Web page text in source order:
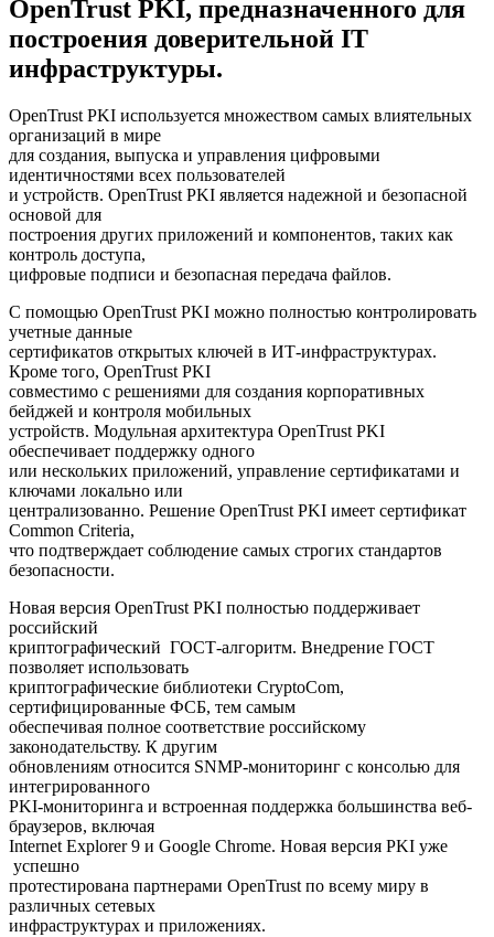
OpenTrust PKI, предназначенного для
построения доверительной IT
инфраструктуры.
OpenTrust PKI используется множеством самых влиятельных
организаций в мире
для создания, выпуска и управления цифровыми
идентичностями всех пользователей
и устройств. OpenTrust PKI является надежной и безопасной
основой для
построения других приложений и компонентов, таких как
контроль доступа,
цифровые подписи и безопасная передача файлов.
С помощью OpenTrust PKI можно полностью контролировать
учетные данные
сертификатов открытых ключей в ИТ-инфраструктурах.
Кроме того, OpenTrust PKI
совместимо с решениями для создания корпоративных
бейджей и контроля мобильных
устройств. Модульная архитектура OpenTrust PKI
обеспечивает поддержку одного
или нескольких приложений, управление сертификатами и
ключами локально или
централизованно. Решение OpenTrust PKI имеет сертификат
Common Criteria,
что подтверждает соблюдение самых строгих стандартов
безопасности.
Новая версия OpenTrust PKI полностью поддерживает
российский
криптографический ГОСТ-алгоритм. Внедрение ГОСТ
позволяет использовать
криптографические библиотеки CryptoCom,
сертифицированные ФСБ, тем самым
обеспечивая полное соответствие российскому
законодательству. К другим
обновлениям относится SNMP-мониторинг с консолью для
интегрированного
PKI-мониторинга и встроенная поддержка большинства веб-
браузеров, включая
Internet Explorer 9 и Google Chrome. Новая версия PKI уже
успешно
протестирована партнерами OpenTrust по всему миру в
различных сетевых
инфраструктурах и приложениях.